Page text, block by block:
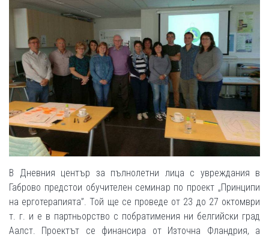
В Дневния център за пълнолетни лица с увреждания в
Габрово предстои обучителен семинар по проект „Принципи
на ерготерапията”. Той ще се проведе от 23 до 27 октомври
т. г. и е в партньорство с побратимения ни белгийски град
Аалст. Проектът се финансира от Източна Фландрия, а